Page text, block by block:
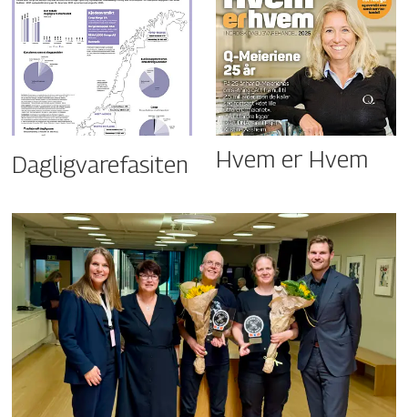
Dagligvarefasiten Hvem er Hvem